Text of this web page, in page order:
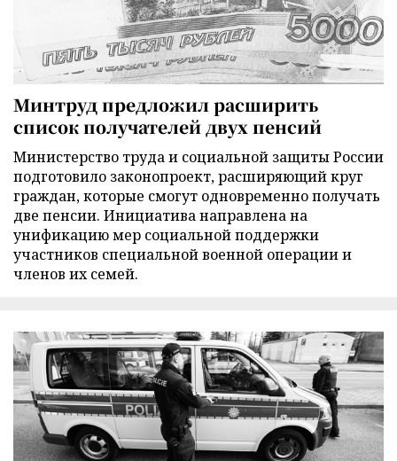
Минтруд предложил расширить
список получателей двух пенсий
Министерство труда и социальной защиты России
подготовило законопроект, расширяющий круг
граждан, которые смогут одновременно получать
две пенсии. Инициатива направлена на
унификацию мер социальной поддержки
участников специальной военной операции и
членов их семей.